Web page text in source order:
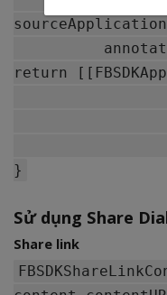
return
Sử dụng Share
Share link